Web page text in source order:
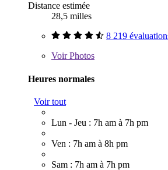
Distance estimée
28,5 milles
8 219
VoirPhotos
Heures normales
Voir tout
Lun - Jeu : 7h am à 7h pm
Ven : 7h am à 8h pm
Sam : 7h am à 7h pm